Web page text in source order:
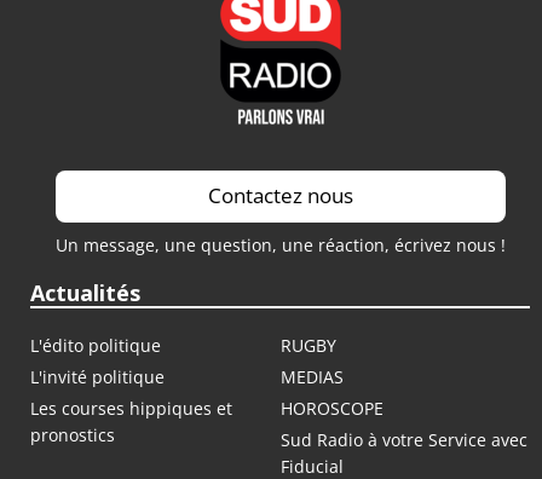
Contactez nous
Un message, une question, une réaction, écrivez nous !
Actualités
L'édito politique
RUGBY
L'invité politique
MEDIAS
Les courses hippiques et
pronostics
HOROSCOPE
Sud Radio à votre Service avec
Fiducial